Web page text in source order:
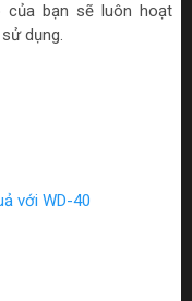
bạn sẽ luôn hoạt
dụng.
với WD-40